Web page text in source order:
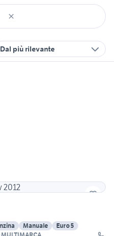
Dal più rilevante
Manuale
Euro 5